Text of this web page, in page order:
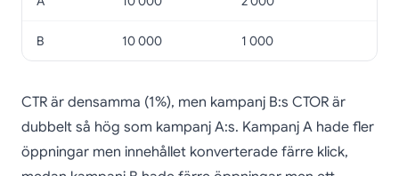
B 10 000 1 000
CTR är densamma (1%), men kampanj B:s CTOR är
dubbelt så hög som kampanj A:s. Kampanj A hade fler
öppningar men innehållet konverterade färre klick,